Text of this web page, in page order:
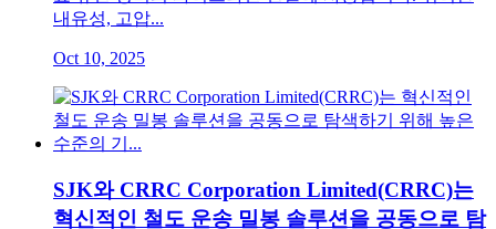
내유성, 고압...
Oct 10, 2025
SJK와 CRRC Corporation Limited(CRRC)는
혁신적인 철도 운송 밀봉 솔루션을 공동으로 탐